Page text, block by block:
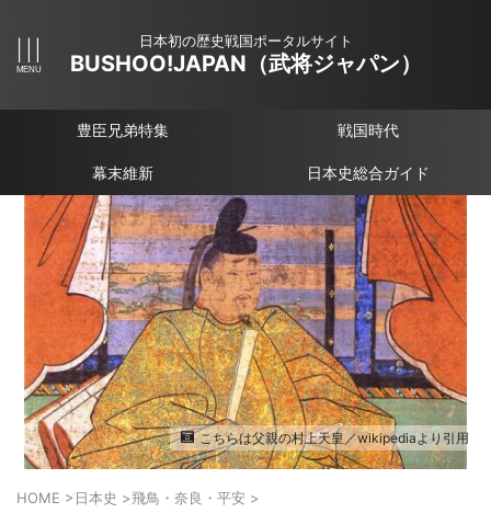
日本初の歴史戦国ポータルサイト
BUSHOO!JAPAN（武将ジャパン）
豊臣兄弟特集 戦国時代
幕末維新 日本史総合ガイド
こちらは父親の村上天皇／wikipediaより引用
HOME >日本史 >飛鳥・奈良・平安 >